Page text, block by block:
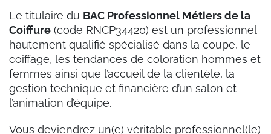
Le titulaire du BAC Professionnel Métiers de la
Coiffure (code RNCP34420) est un professionnel
hautement qualifié spécialisé dans la coupe, le
coiffage, les tendances de coloration hommes et
femmes ainsi que l’accueil de la clientèle, la
gestion technique et financière d’un salon et
l’animation d’équipe.
Vous deviendrez un(e) véritable professionnel(le)